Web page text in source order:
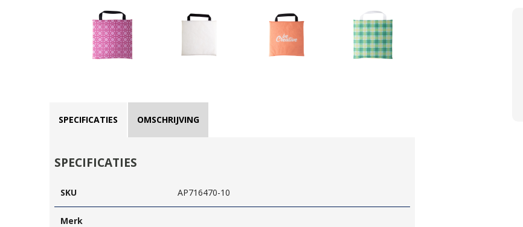
SPECIFICATIES OMSCHRIJVING
SPECIFICATIES
SKU AP716470-10
Merk